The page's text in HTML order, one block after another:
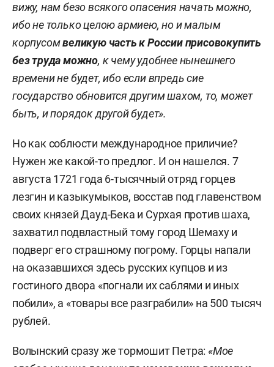
вижу, нам безо всякого опасения начать можно,
ибо не только целою армиею, но и малым
корпусомвеликую часть к России присовокупить
без труда можно, к чему удобнее нынешнего
времени не будет, ибо если впредь сие
государство обновится другим шахом, то, может
быть, и порядок другой будет».
Но как соблюсти международное приличие?
Нужен же какой-то предлог. И он нашелся. 7
августа 1721 года 6-тысячный отряд горцев
лезгин и казыкумыков, восстав под главенством
своих князей Дауд-Бека и Сурхая против шаха,
захватил подвластный тому город Шемаху и
подверг его страшному погрому. Горцы напали
на оказавшихся здесь русских купцов и из
гостиного двора «погнали их саблями и иных
побили», а «товары все разграбили» на 500 тысяч
рублей.
Волынский сразу же тормошит Петра: «Мое